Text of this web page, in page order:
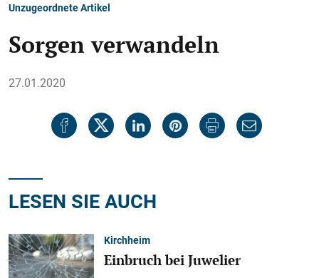
Unzugeordnete Artikel
Sorgen verwandeln
27.01.2020
LESEN SIE AUCH
Kirchheim
Einbruch bei Juwelier